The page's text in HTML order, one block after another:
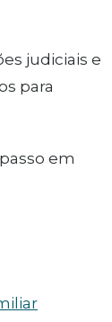
judiciais e
para
em